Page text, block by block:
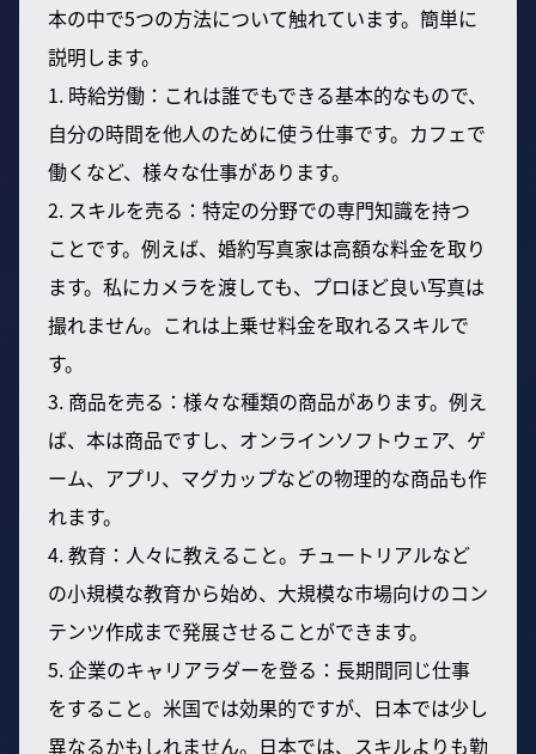
本の中で5つの方法について触れています。簡単に
説明します。
1. 時給労働：これは誰でもできる基本的なもので、
自分の時間を他人のために使う仕事です。カフェで
働くなど、様々な仕事があります。
2. スキルを売る：特定の分野での専門知識を持つ
ことです。例えば、婚約写真家は高額な料金を取り
ます。私にカメラを渡しても、プロほど良い写真は
撮れません。これは上乗せ料金を取れるスキルで
す。
3. 商品を売る：様々な種類の商品があります。例え
ば、本は商品ですし、オンラインソフトウェア、ゲ
ーム、アプリ、マグカップなどの物理的な商品も作
れます。
4. 教育：人々に教えること。チュートリアルなど
の小規模な教育から始め、大規模な市場向けのコン
テンツ作成まで発展させることができます。
5. 企業のキャリアラダーを登る：長期間同じ仕事
をすること。米国では効果的ですが、日本では少し
異なるかもしれません。日本では、スキルよりも勤